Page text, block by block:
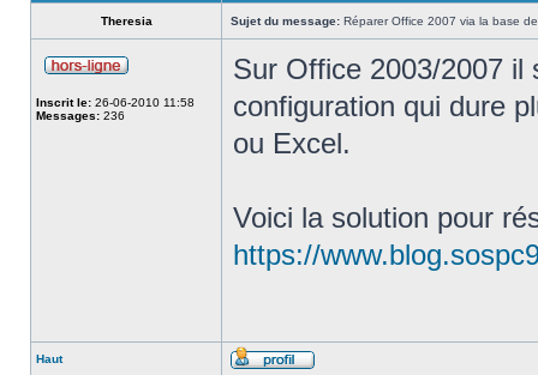
Theresia Sujet du message: Réparer Office 2007 via la base
Inscrit le: 26-06-2010 11:58
Messages: 236
Sur Office 2003/2007 il
configuration qui dure
ou Excel.
Voici la solution pour
https://
Haut